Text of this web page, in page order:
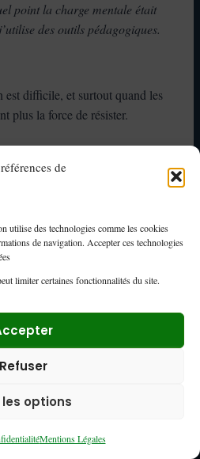
de
utilise des technologies comme les cookies
de navigation. Accepter ces technologies
limiter certaines fonctionnalités du site.
Refuser
les options
Mentions Légales
point la charge mentale était
des outils pédagogiques.
est difficile, et surtout quand les
plus la force de résister.
déjà prêtes.
fiches
(ETA)
et enseignante
clinicienne spécialisée.